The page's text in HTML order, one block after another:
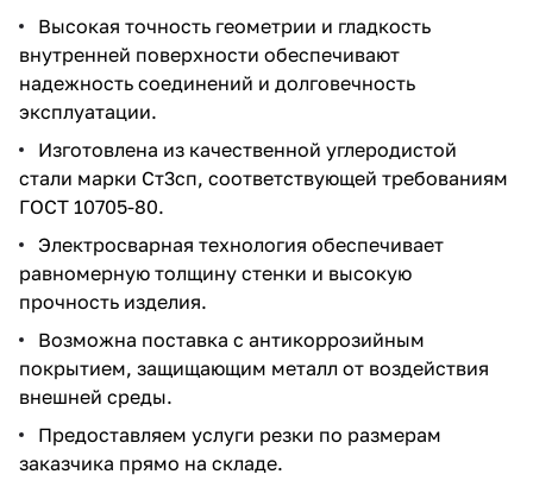
Высокая точность геометрии и гладкость
внутренней поверхности обеспечивают
надежность соединений и долговечность
эксплуатации.
Изготовлена из качественной углеродистой
стали марки Ст3сп, соответствующей требованиям
ГОСТ 10705-80.
Электросварная технология обеспечивает
равномерную толщину стенки и высокую
прочность изделия.
Возможна поставка с антикоррозийным
покрытием, защищающим металл от воздействия
внешней среды.
Предоставляем услуги резки по размерам
заказчика прямо на складе.